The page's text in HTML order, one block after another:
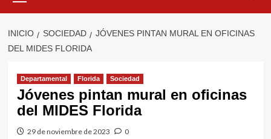
INICIO SOCIEDAD
JÓVENES PINTAN MURAL EN OFICINAS
DEL MIDES FLORIDA
Departamental Florida Sociedad
Jóvenes pintan mural en oficinas
del MIDES Florida
29 de noviembre de 2023 0